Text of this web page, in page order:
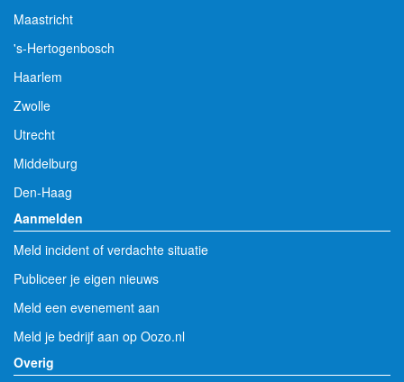
Maastricht
's-Hertogenbosch
Haarlem
Zwolle
Utrecht
Middelburg
Den-Haag
Aanmelden
Meld incident of verdachte situatie
Publiceer je eigen nieuws
Meld een evenement aan
Meld je bedrijf aan op Oozo.nl
Overig